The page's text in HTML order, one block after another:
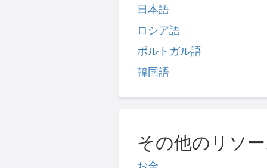
日本語
ロシア語
ポルトガル語
韓国語
その他のリソ